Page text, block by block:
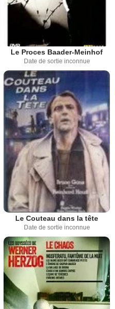
Le Proces Baader-Meinhof
Date de sortie inconnue
Le Couteau dans la tête
Date de sortie inconnue